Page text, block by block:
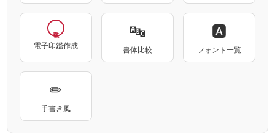
電子印鑑作成
🔤
書体比較
🅰
フォント一覧
✏
手書き風